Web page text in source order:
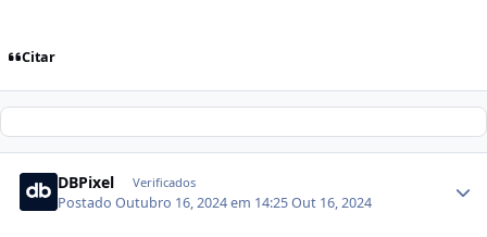
Citar
DBPixel Verificados
PostadoOutubro 16, 2024 em 14:25Out 16, 2024